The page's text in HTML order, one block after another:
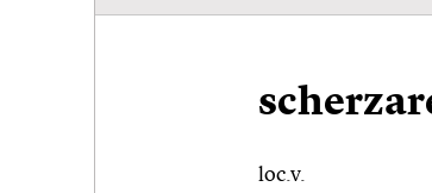
loc.v.